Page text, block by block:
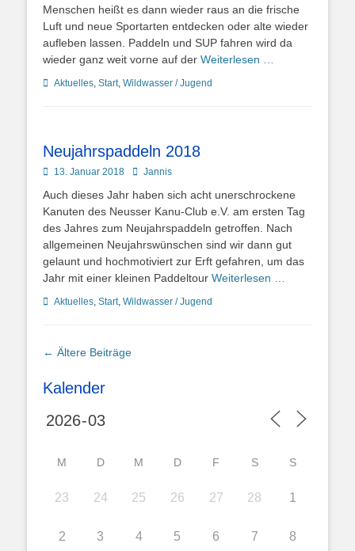
Menschen heißt es dann wieder raus an die frische
Luft und neue Sportarten entdecken oder alte wieder
aufleben lassen. Paddeln und SUP fahren wird da
wieder ganz weit vorne auf der Weiterlesen …
Kategorien
Aktuelles, Start, Wildwasser / Jugend
Neujahrspaddeln 2018
Posted
13. Januar 2018 AutorJannis
Auch dieses Jahr haben sich acht unerschrockene
Kanuten des Neusser Kanu-Club e.V. am ersten Tag
des Jahres zum Neujahrspaddeln getroffen. Nach
allgemeinen Neujahrswünschen sind wir dann gut
gelaunt und hochmotiviert zur Erft gefahren, um das
Jahr mit einer kleinen Paddeltour Weiterlesen …
Kategorien
Aktuelles, Start, Wildwasser / Jugend
Beitragsnavigation
← Ältere Beiträge
Kalender
M D M D F S S
23 24 25 26 27 28 1
2 3 4 5 6 7 8